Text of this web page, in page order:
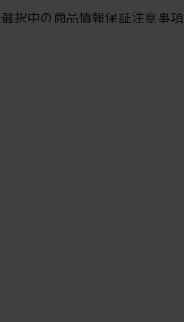
選択中の商品情報保証注意事項